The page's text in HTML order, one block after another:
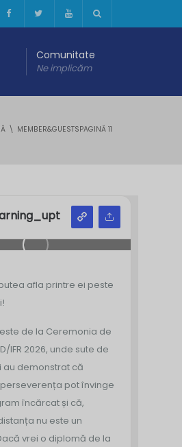
Comunitate
Ne implicăm
MEMBER&GUESTSPAGINĂ 11
afla printre ei peste
de la Ceremonia de
IFR 2026, unde sute de
au demonstrat că
pot învinge
încărcat și că,
nu este un
vrei o diplomă de la